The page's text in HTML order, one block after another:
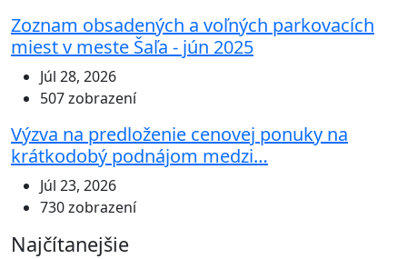
Zoznam obsadených a voľných parkovacích
miest v meste Šaľa - jún 2025
Júl 28, 2026
507 zobrazení
Výzva na predloženie cenovej ponuky na
krátkodobý podnájom medzi…
Júl 23, 2026
730 zobrazení
Najčítanejšie